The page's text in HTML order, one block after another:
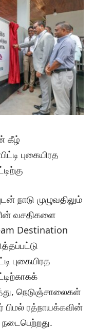
கீழ்
புகையிரத
நாடு முழுவதிலும்
வசதிகளை
Destination
புகையிரத
நெடுஞ்சாலைகள்
பிமல் ரத்நாயக்கவின்